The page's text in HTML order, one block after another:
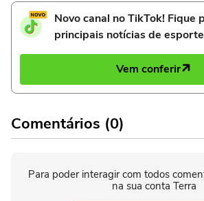
Novo canal no TikTok! Fique
principais notícias de
Vem conferir
Comentários (0)
Para poder interagir com todos
na sua conta Terra